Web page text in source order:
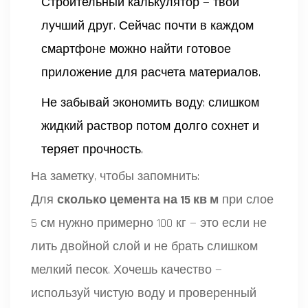
лучший друг. Сейчас почти в каждом
смартфоне можно найти готовое
приложение для расчета материалов.
Не забывай экономить воду: слишком
жидкий раствор потом долго сохнет и
теряет прочность.
На заметку, чтобы запомнить:
Для сколько цемента на 15 кв м при слое
5 см нужно примерно 100 кг — это если не
лить двойной слой и не брать слишком
мелкий песок. Хочешь качество —
используй чистую воду и проверенный